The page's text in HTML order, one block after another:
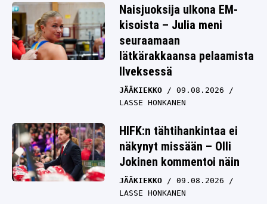
Naisjuoksija ulkona EM-
kisoista – Julia meni
seuraamaan
lätkärakkaansa pelaamista
Ilveksessä
JÄÄKIEKKO
09.08.2026
LASSE HONKANEN
HIFK:n tähtihankintaa ei
näkynyt missään – Olli
Jokinen kommentoi näin
JÄÄKIEKKO
09.08.2026
LASSE HONKANEN